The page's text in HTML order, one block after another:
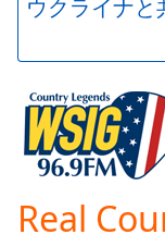
Video
Skip
Skip
Forward
Mute
Current
ウクライナ
Real